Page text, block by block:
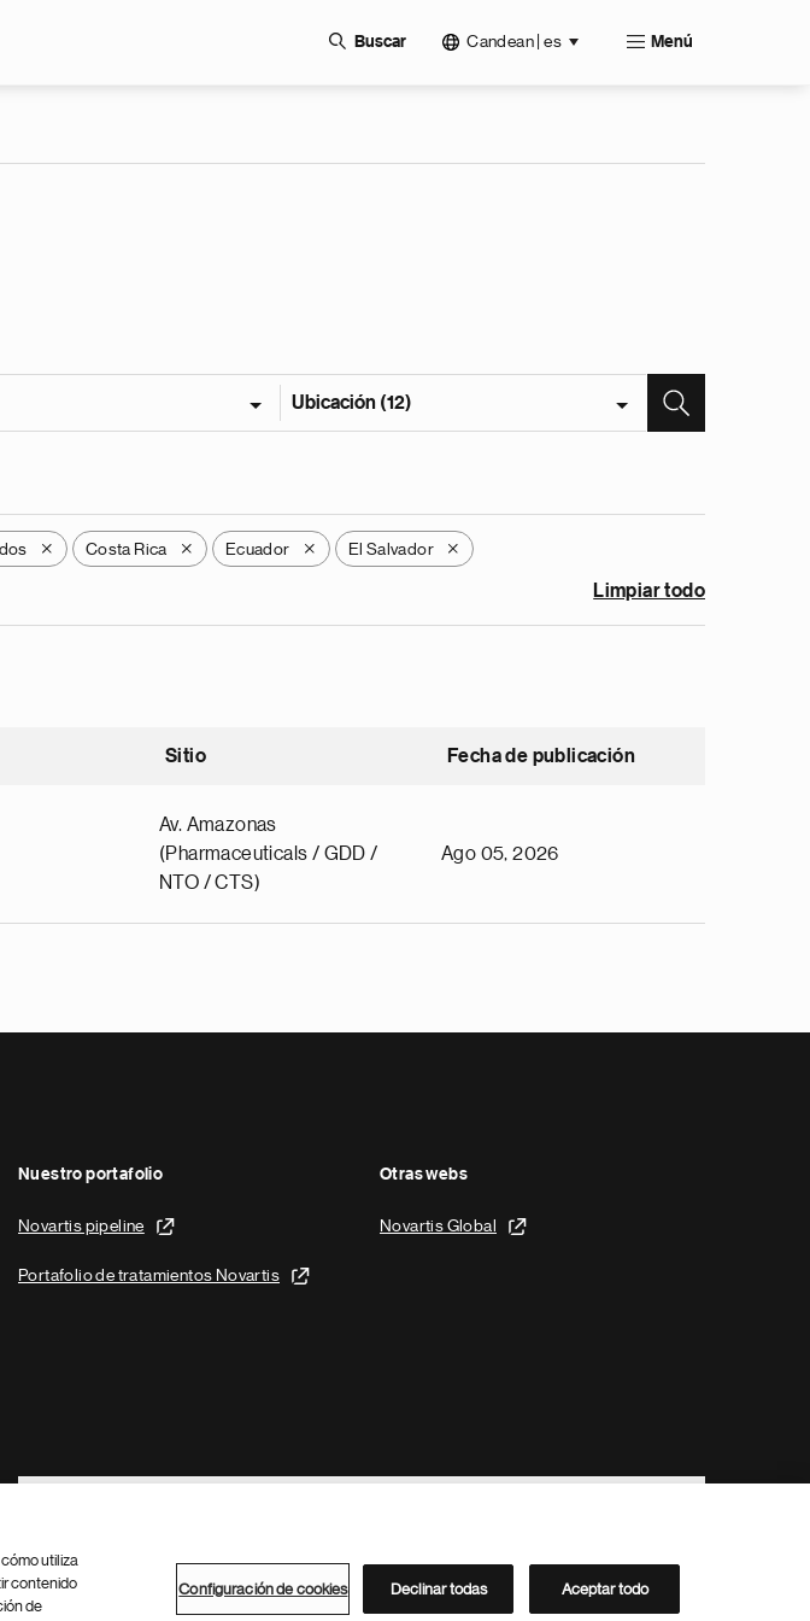
Buscar Candean | es Menú
Ubicación (12)
X Costa Rica X Ecuador X El Salvador X
Limpiar todo
Sitio Fecha de publicación
Av. Amazonas
(Pharmaceuticals / GDD /
NTO / CTS)
Ago 05, 2026
Nuestro portafolio
Novartis pipeline
Portafolio de tratamientos Novartis
Otras webs
Novartis Global
Footer Site Search
Directorio de Novartis
utiliza
contenido
de
Configuración de cookies Declinar todas Aceptar todo